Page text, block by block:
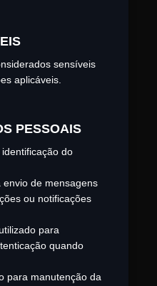
sensíveis
aplicáveis.
PESSOAIS
do
de mensagens
ou notificações
para
quando
para manutenção da